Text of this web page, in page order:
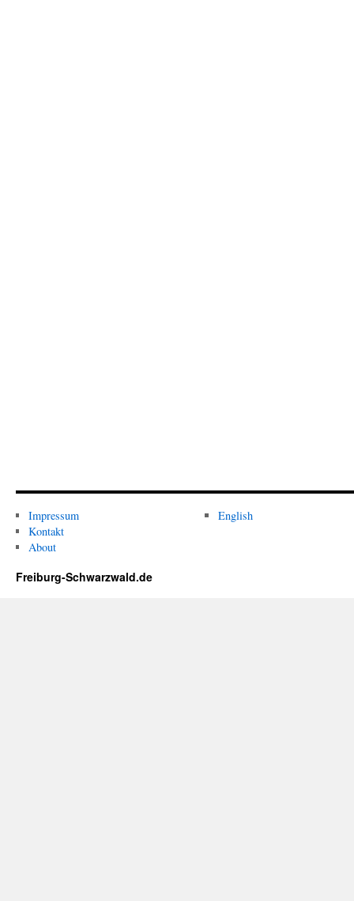
Impressum
Kontakt
About
English
Freiburg-Schwarzwald.de